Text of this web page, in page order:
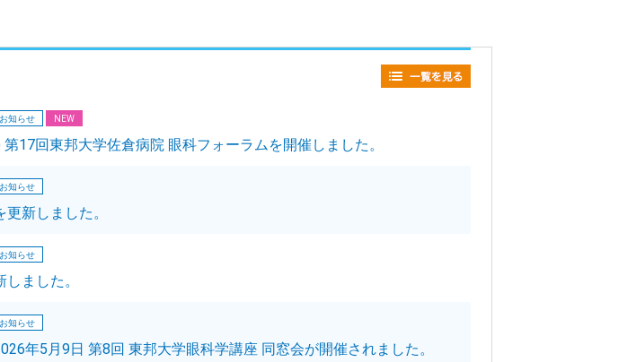
お知らせ NEW
17回東邦大学佐倉病院 眼科フォーラムを開催しました。
お知らせ
新しました。
お知らせ
ました。
お知らせ
年5月9日 第8回 東邦大学眼科学講座 同窓会が開催されました。